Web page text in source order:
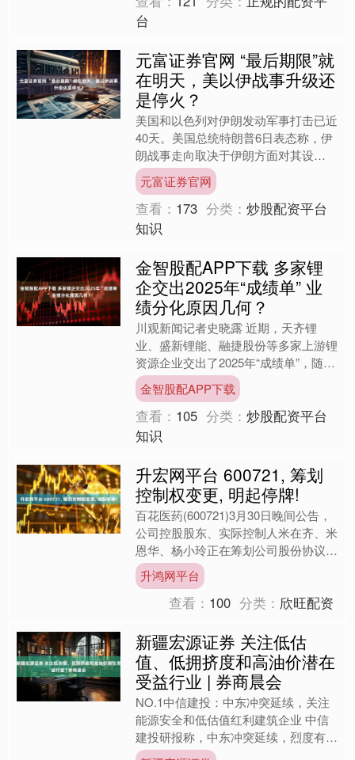
台
元富证券官网 “最后期限”就
在明天，美以伊战事升级还
是停火？
美国和以色列对伊朗发动军事打击已近
40天。美国总统特朗普6日表态称，伊
朗战事走向取决于伊朗方面对其设
定“最后期限”的回应。同日，伊方回应
美国提出的结束战争提议时....
元富证券官网
查看： 173 分类：炒股配资平台
知识
金智股配APP下载 多家锂
企交出2025年“成绩单” 业
绩分化原因几何？
川观新闻记者史晓露 近期，天齐锂
业、盛新锂能、融捷股份等多家上游锂
资源企业交出了2025年“成绩单”，随着
锂价回暖，多家锂企走出低谷，2025
年利润有所修复，不....
金智股配APP下载
查看： 105 分类：炒股配资平台
知识
升宏网平台 600721, 筹划
控制权变更, 明起停牌!
百花医药(600721)3月30日晚间公告，
公司控股股东、实际控制人米在齐、米
恩华、杨小玲正在筹划公司股份协议转
让事宜，该事项可能导致公司控制权发
生变更。公司股....
升鸿网平台
查看： 100 分类： 欣旺配资
新疆宏源证券 关注低估
值、低拥挤度和高油价潜在
受益行业 | 券商晨会
NO.1中信建投：中东冲突延续，关注
能源安全和低估值红利建筑企业 中信
建投研报称，中东冲突延续，烈度有所
上升，布伦特原油价格保持在100美元/